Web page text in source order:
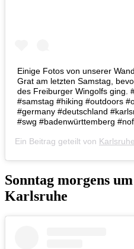
Einige Fotos von unserer
Grat am letzten Samstag,
des Freiburger Wingolfs ging.
#samstag #hiking #outdoors
#germany #deutschland
#swg #badenwürttemberg
Ein Beitrag geteilt von
Sonntag morgens
Karlsruhe